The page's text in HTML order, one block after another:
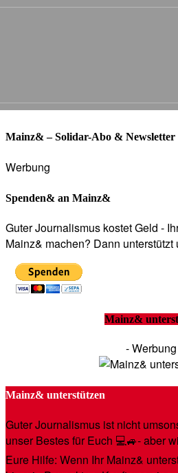
Mainz& – Solidar-Abo & Newsletter
Werbung
Spenden& an Mainz&
Guter Journalismus kostet Geld -
Mainz& machen? Dann
Mainz&
-
Mainz& unterstützen
Guter Journalismus ist nicht
unser Bestes für Euch 💻🚙- aber
Eure Hilfe: Wenn Ihr Mainz&